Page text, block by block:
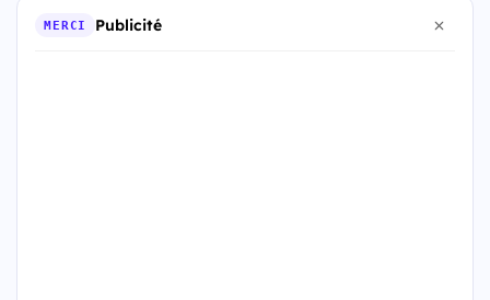
MERCI Publicité